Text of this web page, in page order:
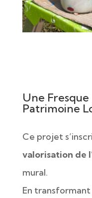
Une
Patrimoine
Ce projet
valorisation de
mural.
En